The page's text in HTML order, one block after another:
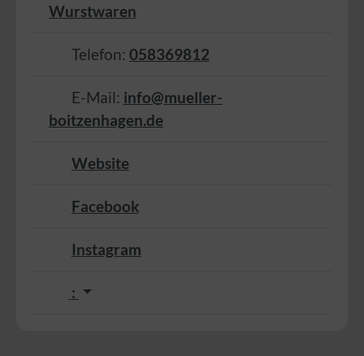
Wurstwaren
Telefon: 058369812
E-Mail: info@mueller-
boitzenhagen.de
Website
Facebook
Instagram
: